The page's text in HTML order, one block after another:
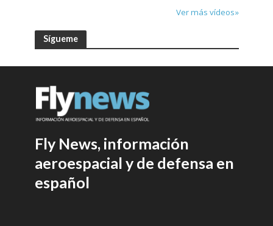
Ver más vídeos»
Sígueme
Fly News, información
aeroespacial y de defensa en
español